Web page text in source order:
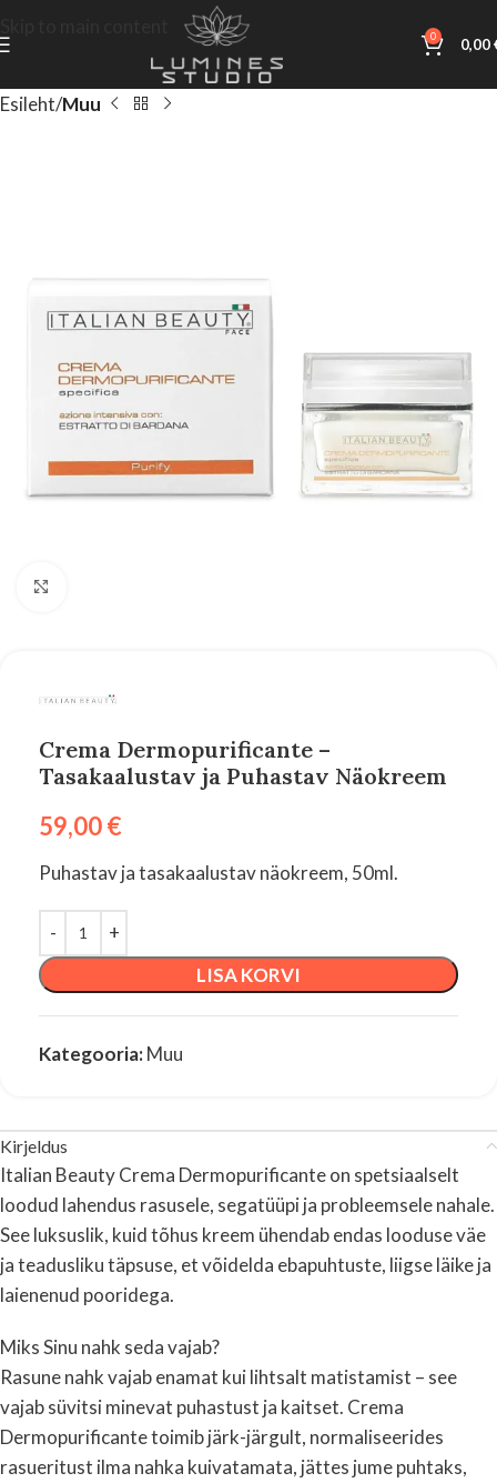
0 0,00
Esileht Muu
Crema Dermopurificante –
Tasakaalustav ja Puhastav Näokreem
59,00€
Puhastav ja tasakaalustav näokreem, 50ml.
LISA KORVI
Kategooria:Muu
Kirjeldus
Italian Beauty Crema Dermopurificante on spetsiaalselt
loodud lahendus rasusele, segatüüpi ja probleemsele nahale.
See luksuslik, kuid tõhus kreem ühendab endas looduse väe
ja teadusliku täpsuse, et võidelda ebapuhtuste, liigse läike ja
laienenud pooridega.
Miks Sinu nahk seda vajab?
Rasune nahk vajab enamat kui lihtsalt matistamist – see
vajab süvitsi minevat puhastust ja kaitset. Crema
Dermopurificante toimib järk-järgult, normaliseerides
rasueritust ilma nahka kuivatamata, jättes jume puhtaks,